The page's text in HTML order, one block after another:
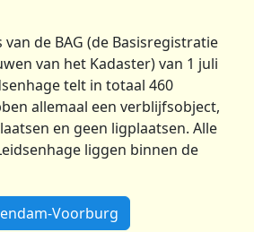
de BAG (de Basisregistratie
van het Kadaster) van 1 juli
telt in totaal 460
allemaal een verblijfsobject,
en geen ligplaatsen. Alle
liggen binnen de
Voorburg